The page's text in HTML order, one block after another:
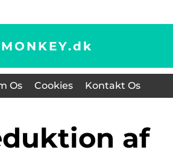
dk
Os Cookies Kontakt Os